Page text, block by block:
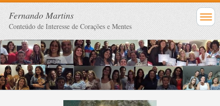
Fernando Martins
Conteúdo de Interesse de Corações e Mentes